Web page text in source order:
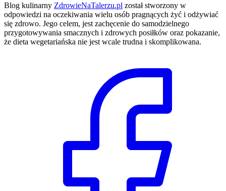
Blog kulinarny ZdrowieNaTalerzu.pl został stworzony w
odpowiedzi na oczekiwania wielu osób pragnących żyć i odżywiać
się zdrowo. Jego celem, jest zachęcenie do samodzielnego
przygotowywania smacznych i zdrowych posiłków oraz pokazanie,
że dieta wegetariańska nie jest wcale trudna i skomplikowana.